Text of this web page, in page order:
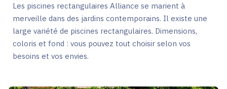
Les piscines rectangulaires Alliance se marient à
merveille dans des jardins contemporains. Il existe une
large variété de piscines rectangulaires. Dimensions,
coloris et fond : vous pouvez tout choisir selon vos
besoins et vos envies.